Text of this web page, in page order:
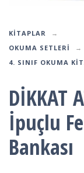
KITAPLAR
OKUMA SETLERI
4. SINIF OKUMA
DİKKAT
İpuçlu
Bankası